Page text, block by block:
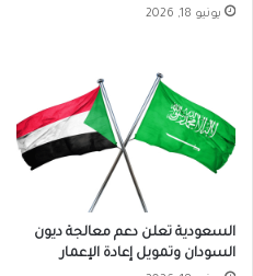
يونيو 18, 2026
السعودية تعلن دعم معالجة ديون
السودان وتمويل إعادة الإعمار